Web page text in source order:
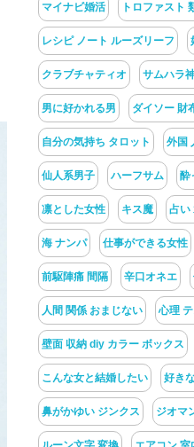
マイナビ婚活 トロファスト
レシピ ノート ルーズリーフ
クラブチャティオ サムハラ
男に好かれる男 ダイソー 財
自分の気持ち タロット 外国
仙人系男子 ハーフサム 酔
凛とした女性 キス魔 占い
海 ナンパ 仕事ができる女性
前駆陣痛 間隔 辛口オネエ
人間 関係 おまじない 心理
壁面 収納 diy カラー ボックス
こんな女と結婚したい 好き
鼻がかゆい ジンクス ジオマ